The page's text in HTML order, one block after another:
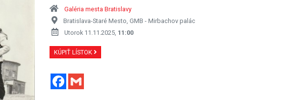
Galéria mesta Bratislavy
Bratislava-Staré Mesto, GMB - Mirbachov palác
Utorok 11.11.2025, 11:00
KÚPIŤ LÍSTOK
Facebook